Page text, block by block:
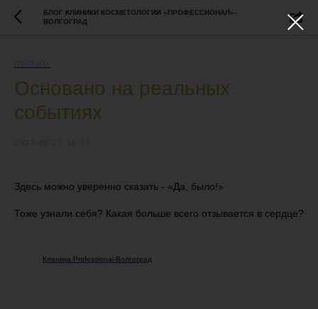
БЛОГ КЛИНИКИ КОСМЕТОЛОГИИ «ПРОФЕССИОНАЛ»-
ВОЛГОГРАД
Основано на реальных
событиях
Здесь можно уверенно сказать - «Да, было!»
Тоже узнали себя? Какая больше всего отзывается в сердце?
Клиника Professional-Волгоград